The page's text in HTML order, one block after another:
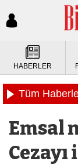
HABERLER
Tüm
Emsal